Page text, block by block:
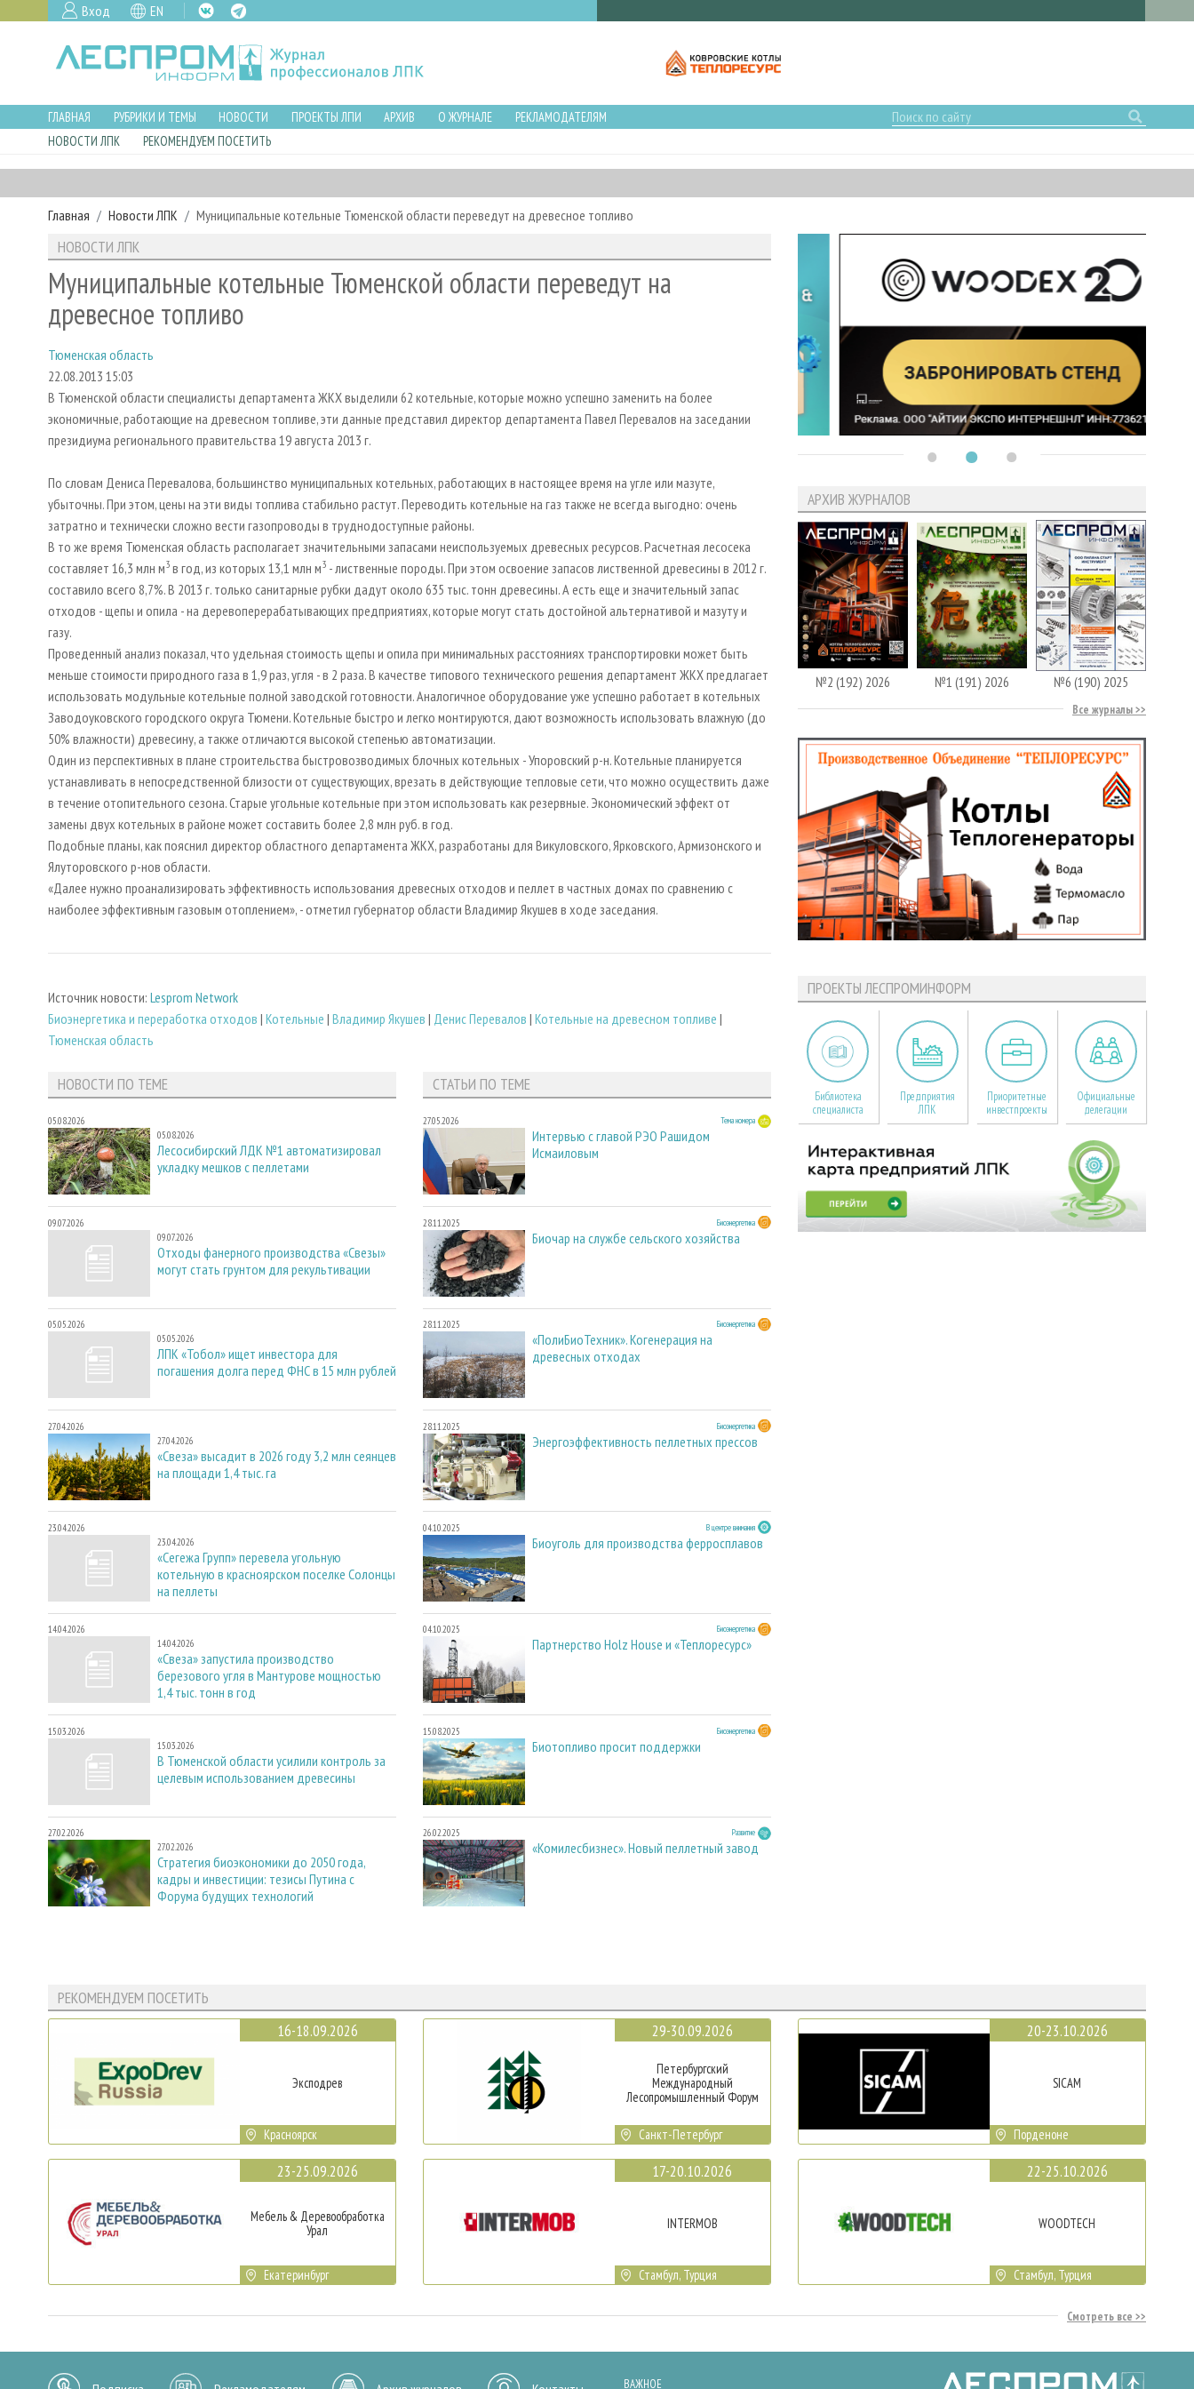
Вход EN
ГЛАВНАЯ РУБРИКИ И ТЕМЫ НОВОСТИ ПРОЕКТЫ ЛПИ АРХИВ О ЖУРНАЛЕ
РЕКЛАМОДАТЕЛЯМ
НОВОСТИ ЛПК
РЕКОМЕНДУЕМ ПОСЕТИТЬ
Главная Новости ЛПК Муниципальные котельные Тюменской области переведут на древесное топливо
НОВОСТИ ЛПК
Муниципальные котельные Тюменской области переведут на
древесное топливо
Тюменская область
22.08.2013 15:03
В Тюменской области специалисты департамента ЖКХ выделили 62 котельные, которые можно успешно заменить на более
экономичные, работающие на древесном топливе, эти данные представил директор департамента Павел Перевалов на заседании
президиума регионального правительства 19 августа 2013 г.
По словам Дениса Перевалова, большинство муниципальных котельных, работающих в настоящее время на угле или мазуте,
убыточны. При этом, цены на эти виды топлива стабильно растут. Переводить котельные на газ также не всегда выгодно: очень
затратно и технически сложно вести газопроводы в труднодоступные районы.
В то же время Тюменская область располагает значительными запасами неиспользуемых древесных ресурсов. Расчетная лесосека
составляет 16,3 млн м3 в год, из которых 13,1 млн м3 - лиственные породы. При этом освоение запасов лиственной древесины в 2012 г.
составило всего 8,7%. В 2013 г. только санитарные рубки дадут около 635 тыс. тонн древесины. А есть еще и значительный запас
отходов - щепы и опила - на деревоперерабатывающих предприятиях, которые могут стать достойной альтернативой и мазуту и
газу.
Проведенный анализ показал, что удельная стоимость щепы и опила при минимальных расстояниях транспортировки может быть
меньше стоимости природного газа в 1,9 раз, угля - в 2 раза. В качестве типового технического решения департамент ЖКХ предлагает
использовать модульные котельные полной заводской готовности. Аналогичное оборудование уже успешно работает в котельных
Заводоуковского городского округа Тюмени. Котельные быстро и легко монтируются, дают возможность использовать влажную (до
50% влажности) древесину, а также отличаются высокой степенью автоматизации.
Один из перспективных в плане строительства быстровозводимых блочных котельных - Упоровский р-н. Котельные планируется
устанавливать в непосредственной близости от существующих, врезать в действующие тепловые сети, что можно осуществить даже
в течение отопительного сезона. Старые угольные котельные при этом использовать как резервные. Экономический эффект от
замены двух котельных в районе может составить более 2,8 млн руб. в год.
Подобные планы, как пояснил директор областного департамента ЖКХ, разработаны для Викуловского, Ярковского, Армизонского и
Ялуторовского р-нов области.
«Далее нужно проанализировать эффективность использования древесных отходов и пеллет в частных домах по сравнению с
наиболее эффективным газовым отоплением», - отметил губернатор области Владимир Якушев в ходе заседания.
Источник новости: Lesprom Network
Биoэнергетика и переработка отходов | Котельные | Владимир Якушев | Денис Перевалов | Котельные на древесном топливе |
Тюменская область
НОВОСТИ ПО ТЕМЕ
05.08.2026
05.08.2026
Лесосибирский ЛДК №1 автоматизировал
укладку мешков с пеллетами
09.07.2026
09.07.2026
Отходы фанерного производства «Свезы»
могут стать грунтом для рекультивации
05.05.2026
05.05.2026
ЛПК «Тобол» ищет инвестора для
погашения долга перед ФНС в 15 млн рублей
27.04.2026
27.04.2026
«Свеза» высадит в 2026 году 3,2 млн сеянцев
на площади 1,4 тыс. га
23.04.2026
23.04.2026
«Сегежа Групп» перевела угольную
котельную в красноярском поселке Солонцы
на пеллеты
14.04.2026
14.04.2026
«Свеза» запустила производство
березового угля в Мантурове мощностью
1,4 тыс. тонн в год
15.03.2026
15.03.2026
В Тюменской области усилили контроль за
целевым использованием древесины
27.02.2026
27.02.2026
Стратегия биоэкономики до 2050 года,
кадры и инвестиции: тезисы Путина с
Форума будущих технологий
СТАТЬИ ПО ТЕМЕ
27.05.2026 Тема номера
Интервью с главой РЭО Рашидом
Исмаиловым
28.11.2025 Биоэнергетика
Биочар на службе сельского хозяйства
28.11.2025 Биоэнергетика
«ПолиБиоТехник». Когенерация на
древесных отходах
28.11.2025 Биоэнергетика
Энергоэффективность пеллетных прессов
04.10.2025 В центре внимания
Биоуголь для производства ферросплавов
04.10.2025 Биоэнергетика
Партнерство Holz House и «Теплоресурс»
15.08.2025 Биоэнергетика
Биотопливо просит поддержки
26.02.2025 Развитие
«Комилесбизнес». Новый пеллетный завод
АРХИВ ЖУРНАЛОВ
№2 (192) 2026 №1 (191) 2026 №6 (190) 2025
Все журналы
ПРОЕКТЫ ЛЕСПРОМИНФОРМ
Библиотека
специалиста
Предприятия
ЛПК
Приоритетные
инвестпроекты
Официальные
делегации
РЕКОМЕНДУЕМ ПОСЕТИТЬ
16-18.09.2026
Эксподрев
Красноярск
23-25.09.2026
Мебель & Деревообработка
Урал
Екатеринбург
29-30.09.2026
Петербургский
Международный
Лесопромышленный Форум
Санкт-Петербург
17-20.10.2026
INTERMOB
Стамбул, Турция
20-23.10.2026
SICAM
Порденоне
22-25.10.2026
WOODTECH
Стамбул, Турция
Смотреть все
ВАЖНОЕ